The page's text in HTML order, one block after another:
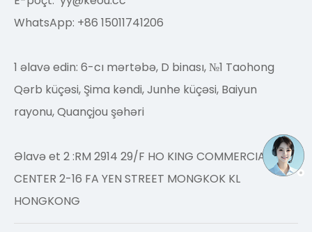
WhatsApp: +86 15011741206
1 əlavə edin: 6-cı mərtəbə, D binası, №1 Taohong
Qərb küçəsi, Şima kəndi, Junhe küçəsi, Baiyun
rayonu, Quançjou şəhəri
Əlavə et 2 :RM 2914 29/F HO KING COMMERCIAL
CENTER 2-16 FA YEN STREET MONGKOK KL
HONGKONG